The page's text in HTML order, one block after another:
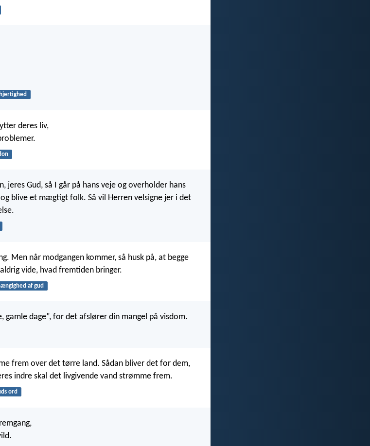
deres liv,
jeres Gud, så I går på hans veje og overholder hans
blive et mægtigt folk. Så vil Herren velsigne jer i det
Men når modgangen kommer, så husk på, at begge
vide, hvad fremtiden bringer.
af gud
gamle dage”, for det afslører din mangel på visdom.
frem over det tørre land. Sådan bliver det for dem,
indre skal det livgivende vand strømme frem.
ord